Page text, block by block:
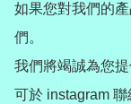
如果您對我們的
們。
我們將竭誠為您提
可於 instagram 聯